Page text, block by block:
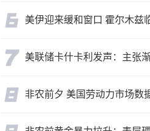
非农前夕 美国劳动力市场数